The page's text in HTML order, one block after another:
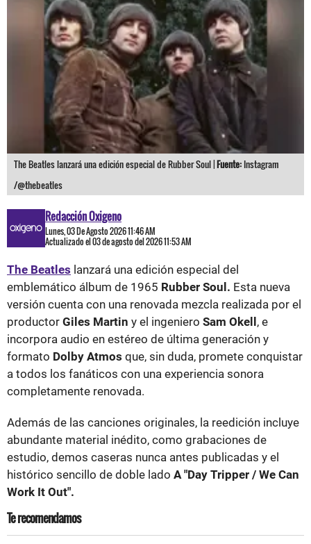
The Beatles lanzará una edición especial de Rubber Soul |Fuente: Instagram
/@thebeatles
Redacción Oxigeno
Lunes, 03 De Agosto 2026 11:46 AM
Actualizado el 03 de agosto del 2026 11:53 AM
The Beatles lanzará una edición especial del
emblemático álbum de 1965 Rubber Soul. Esta nueva
versión cuenta con una renovada mezcla realizada por el
productor Giles Martin y el ingeniero Sam Okell , e
incorpora audio en estéreo de última generación y
formato Dolby Atmos que, sin duda, promete conquistar
a todos los fanáticos con una experiencia sonora
completamente renovada.
Además de las canciones originales, la reedición incluye
abundante material inédito, como grabaciones de
estudio, demos caseras nunca antes publicadas y el
histórico sencillo de doble lado A "Day Tripper / We Can
Work It Out".
Te recomendamos